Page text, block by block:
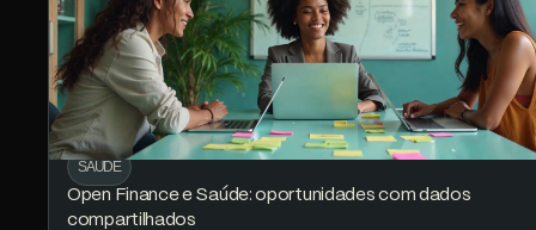
SAÚDE
Open Finance e Saúde: oportunidades com dados
compartilhados